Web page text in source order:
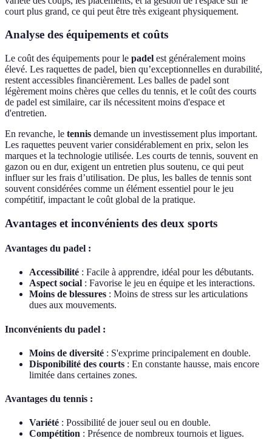
court plus grand, ce qui peut être très exigeant physiquement.
Analyse des équipements et coûts
Le coût des équipements pour le padel est généralement moins
élevé. Les raquettes de padel, bien qu’exceptionnelles en durabilité,
restent accessibles financièrement. Les balles de padel sont
légèrement moins chères que celles du tennis, et le coût des courts
de padel est similaire, car ils nécessitent moins d'espace et
d'entretien.
En revanche, le tennis demande un investissement plus important.
Les raquettes peuvent varier considérablement en prix, selon les
marques et la technologie utilisée. Les courts de tennis, souvent en
gazon ou en dur, exigent un entretien plus soutenu, ce qui peut
influer sur les frais d’utilisation. De plus, les balles de tennis sont
souvent considérées comme un élément essentiel pour le jeu
compétitif, impactant le coût global de la pratique.
Avantages et inconvénients des deux sports
Avantages du padel :
Accessibilité : Facile à apprendre, idéal pour les débutants.
Aspect social : Favorise le jeu en équipe et les interactions.
Moins de blessures : Moins de stress sur les articulations
dues aux mouvements.
Inconvénients du padel :
Moins de diversité : S'exprime principalement en double.
Disponibilité des courts : En constante hausse, mais encore
limitée dans certaines zones.
Avantages du tennis :
Variété : Possibilité de jouer seul ou en double.
Compétition : Présence de nombreux tournois et ligues.